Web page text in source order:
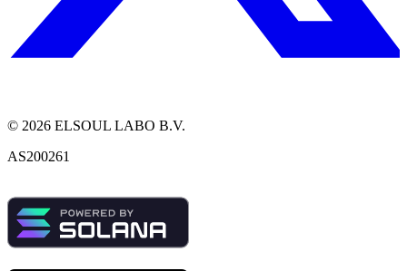
© 2026 ELSOUL LABO B.V.
AS200261